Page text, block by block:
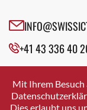
Crissier
Davos Platz
Dierikon
Dietikon
+41 43 336 40
SWISSICT
VULKANSTRASSE
8048 ZURICH
Mit Ihrem Besuch
Dies erlaubt uns